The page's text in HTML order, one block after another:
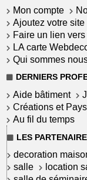
Mon compte
Ajoutez votre site
Faire un lien
LA carte
Qui sommes
DERNIERS
Aide bâtiment
Créations et
Au fil du temps
LES
decoration
salle
location